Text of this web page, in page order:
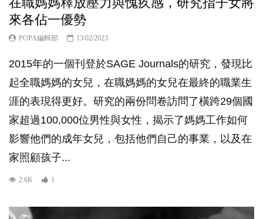
來各佔一優勢
POPA編輯部 13/02/2023
2015年的一個刊登於SAGE Journals的研究，發現比
起全職媽媽的女兒，在職媽媽的女兒在最終的職業生
涯的表現得更好。研究的兩份問卷訪問了橫跨29個國
家超過100,000位男性與女性，揭示了媽媽工作如何
影響他們的成年女兒，包括他們自己的事業，以及在
家照顧孩子...
2.6K 1